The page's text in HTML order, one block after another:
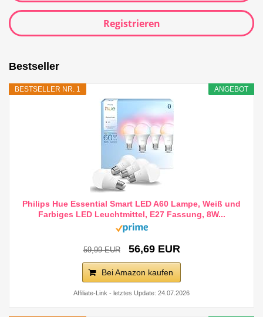
Registrieren
Bestseller
ANGEBOT
BESTSELLER NR. 1
Philips Hue Essential Smart LED A60 Lampe, Weiß und
Farbiges LED Leuchtmittel, E27 Fassung, 8W...
59,99 EUR 56,69 EUR
Bei Amazon kaufen
Affiliate-Link - letztes Update: 24.07.2026